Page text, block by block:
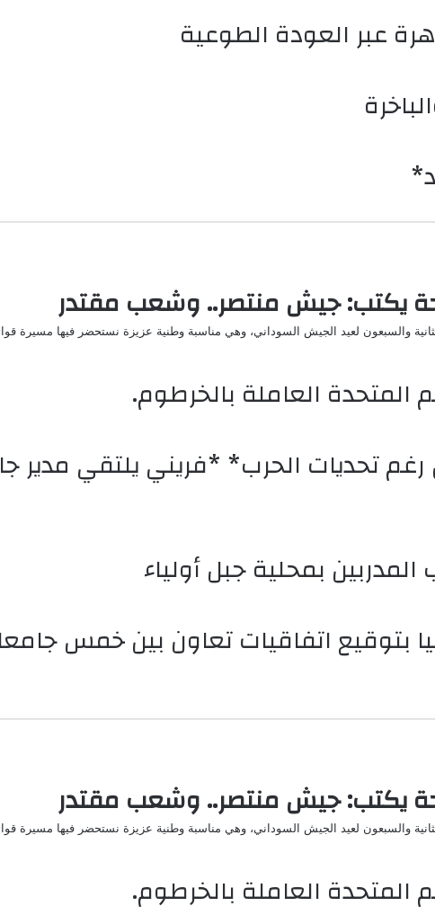
يكتب: جيش منتصر.. وشعب مقتدر
والسبعون لعيد الجيش السوداني، وهي مناسبة وطنية عزيزة نستحضر فيها مسيرة
المتحدة العاملة بالخرطوم.
تحديات الحرب* *فريني يلتقي مدير
بتوقيع اتفاقيات تعاون بين خمس
يكتب: جيش منتصر.. وشعب مقتدر
والسبعون لعيد الجيش السوداني، وهي مناسبة وطنية عزيزة نستحضر فيها مسيرة
المتحدة العاملة بالخرطوم.